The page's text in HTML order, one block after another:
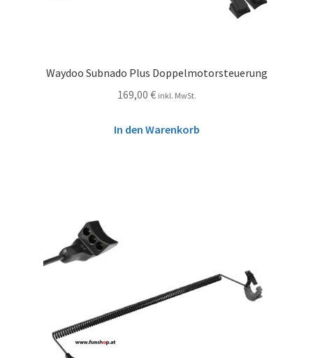
Waydoo Subnado Plus Doppelmotorsteuerung
169,00 € inkl. MwSt.
In den Warenkorb